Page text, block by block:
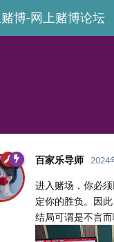
博-网上赌博论坛
百家乐导师 2024
进入赌场，你必
定你的胜负。因
结局可谓是不言而